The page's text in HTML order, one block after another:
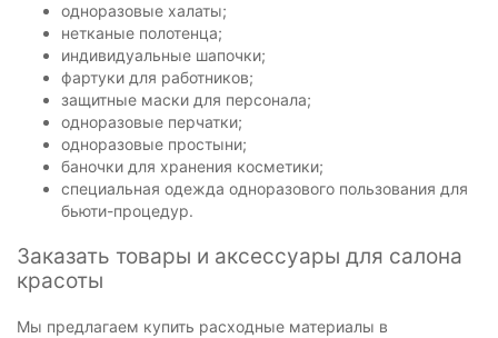
одноразовые халаты;
нетканые полотенца;
индивидуальные шапочки;
фартуки для работников;
защитные маски для персонала;
одноразовые перчатки;
одноразовые простыни;
баночки для хранения косметики;
специальная одежда одноразового пользования для
бьюти-процедур.
Заказать товары и аксессуары для салона
красоты
Мы предлагаем купить расходные материалы в